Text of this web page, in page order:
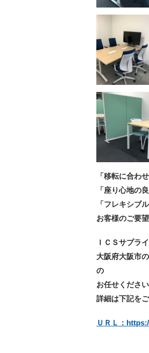
「移転に合わ
「座り心地の
「フレキシブ
お客様のご要
ＩＣＳサプラ
大阪府大阪市
の ご相
お任せください
詳細は下記をご
ＵＲＬ：